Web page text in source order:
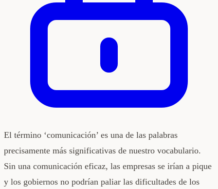
El término ‘comunicación’ es una de las palabras
precisamente más significativas de nuestro vocabulario.
Sin una comunicación eficaz, las empresas se irían a pique
y los gobiernos no podrían paliar las dificultades de los